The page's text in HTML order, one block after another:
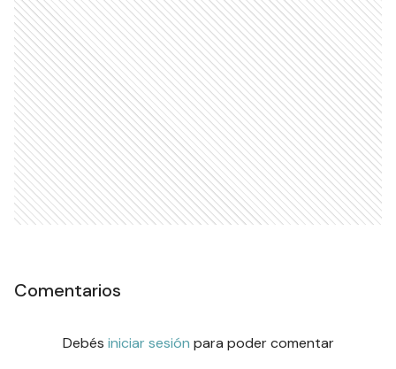
Comentarios
Debés iniciar sesión para poder comentar